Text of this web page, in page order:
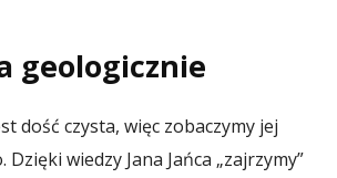
geologicznie
dość czysta, więc zobaczymy jej
wiedzy Jana Jańca „zajrzymy”